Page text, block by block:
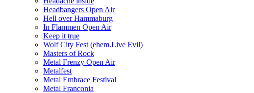
Headbangers Open Air
Hell over Hammaburg
In Flammen Open Air
Keep it true
Wolf City Fest (ehem.Live Evil)
Masters of Rock
Metal Frenzy Open Air
Metalfest
Metal Embrace Festival
Metal Franconia